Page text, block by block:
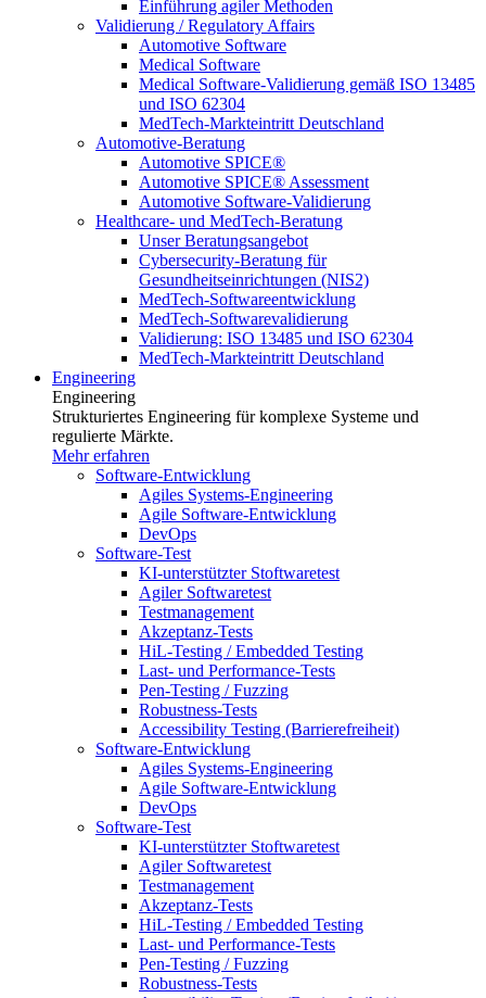
Einführung agiler Methoden
Validierung / Regulatory Affairs
Automotive Software
Medical Software
Medical Software-Validierung gemäß ISO 13485
und ISO 62304
MedTech-Markteintritt Deutschland
Automotive-Beratung
Automotive SPICE®
Automotive SPICE® Assessment
Automotive Software-Validierung
Healthcare- und MedTech-Beratung
Unser Beratungsangebot
Cybersecurity-Beratung für
Gesundheitseinrichtungen (NIS2)
MedTech-Softwareentwicklung
MedTech-Softwarevalidierung
Validierung: ISO 13485 und ISO 62304
MedTech-Markteintritt Deutschland
Engineering
Engineering
Strukturiertes Engineering für komplexe Systeme und
regulierte Märkte.
Mehr erfahren
Software-Entwicklung
Agiles Systems-Engineering
Agile Software-Entwicklung
DevOps
Software-Test
KI-unterstützter Stoftwaretest
Agiler Softwaretest
Testmanagement
Akzeptanz-Tests
HiL-Testing / Embedded Testing
Last- und Performance-Tests
Pen-Testing / Fuzzing
Robustness-Tests
Accessibility Testing (Barrierefreiheit)
Software-Entwicklung
Agiles Systems-Engineering
Agile Software-Entwicklung
DevOps
Software-Test
KI-unterstützter Stoftwaretest
Agiler Softwaretest
Testmanagement
Akzeptanz-Tests
HiL-Testing / Embedded Testing
Last- und Performance-Tests
Pen-Testing / Fuzzing
Robustness-Tests